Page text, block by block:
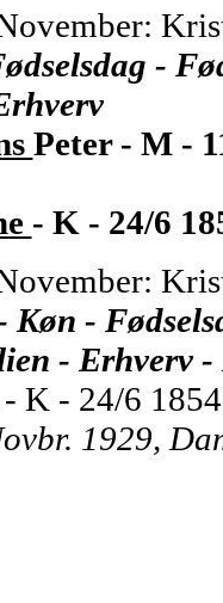
-
Peter - M -
- K - 24/6
-
- Erhverv
K - 24/6
1929,